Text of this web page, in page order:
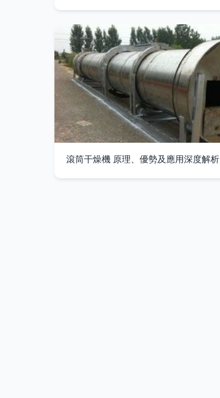
滾筒干燥機 原理、優勢及應用深度解析